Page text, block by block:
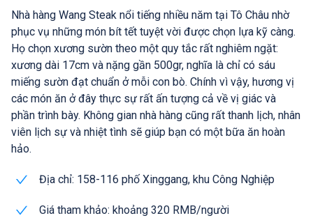
Nhà hàng Wang Steak nổi tiếng nhiều năm tại Tô Châu nhờ
phục vụ những món bít tết tuyệt vời được chọn lựa kỹ càng.
Họ chọn xương sườn theo một quy tắc rất nghiêm ngặt:
xương dài 17cm và nặng gần 500gr, nghĩa là chỉ có sáu
miếng sườn đạt chuẩn ở mỗi con bò. Chính vì vậy, hương vị
các món ăn ở đây thực sự rất ấn tượng cả về vị giác và
phần trình bày. Không gian nhà hàng cũng rất thanh lịch, nhân
viên lịch sự và nhiệt tình sẽ giúp bạn có một bữa ăn hoàn
hảo.
Địa chỉ: 158-116 phố Xinggang, khu Công Nghiệp
Giá tham khảo: khoảng 320 RMB/người